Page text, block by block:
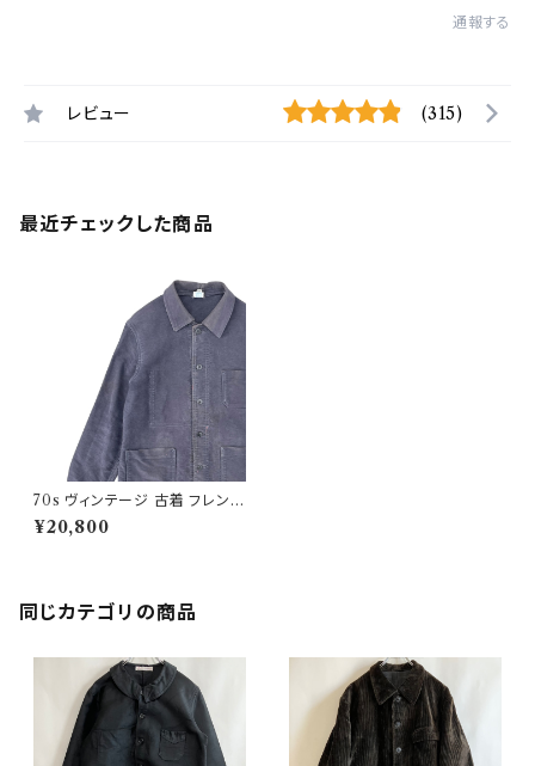
通報する
レビュー (315)
最近チェックした商品
70s ヴィンテージ 古着 フレンチ
ブラックモールスキンジャケット
ビンテージ
¥20,800
同じカテゴリの商品